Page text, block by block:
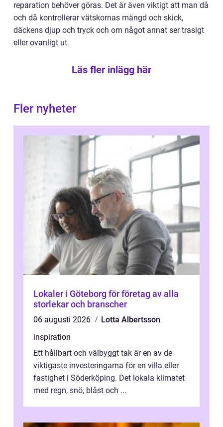
reparation behöver göras. Det är även viktigt att man då
och då kontrollerar vätskornas mängd och skick,
däckens djup och tryck och om något annat ser trasigt
eller ovanligt ut.
Läs fler inlägg här
Fler nyheter
Lokaler i Göteborg för företag av alla
storlekar och branscher
06 augusti 2026
Lotta Albertsson
inspiration
Ett hållbart och välbyggt tak är en av de
viktigaste investeringarna för en villa eller
fastighet i Söderköping. Det lokala klimatet
med regn, snö, blåst och ...